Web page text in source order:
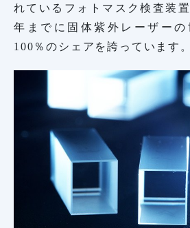
れているフォトマスク検査装
年までに固体紫外レーザーの
100％のシェアを誇っています。